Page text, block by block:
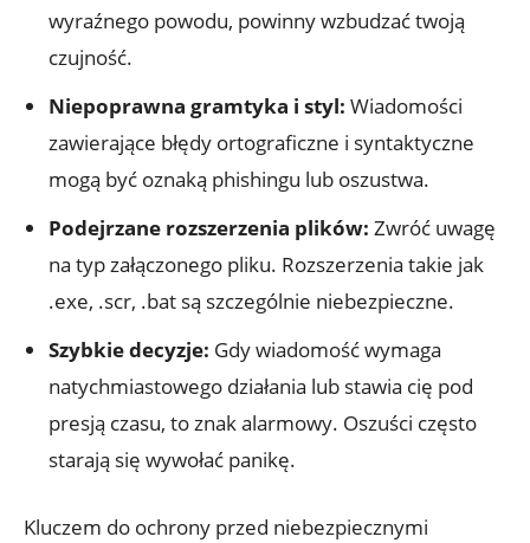
wyraźnego powodu, powinny wzbudzać twoją
czujność.
Niepoprawna gramtyka i styl: Wiadomości
zawierające błędy ortograficzne i syntaktyczne
mogą być oznaką phishingu lub oszustwa.
Podejrzane rozszerzenia plików: Zwróć uwagę
na typ załączonego pliku. Rozszerzenia takie jak
.exe, .scr, .bat są szczególnie niebezpieczne.
Szybkie decyzje: Gdy wiadomość wymaga
natychmiastowego działania lub stawia cię pod
presją czasu, to znak alarmowy. Oszuści często
starają się wywołać panikę.
Kluczem do ochrony przed niebezpiecznymi